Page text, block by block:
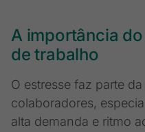
A importância
de trabalho
O estresse faz parte
colaboradores,
alta demanda e ritmo